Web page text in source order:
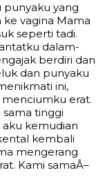
punyaku yang
vagina Mama
seperti tadi.
dalam-
berdiri dan
dan punyaku
ini,
erat.
tinggi
kemudian
kembali
mengerang
Kami samaÂ–